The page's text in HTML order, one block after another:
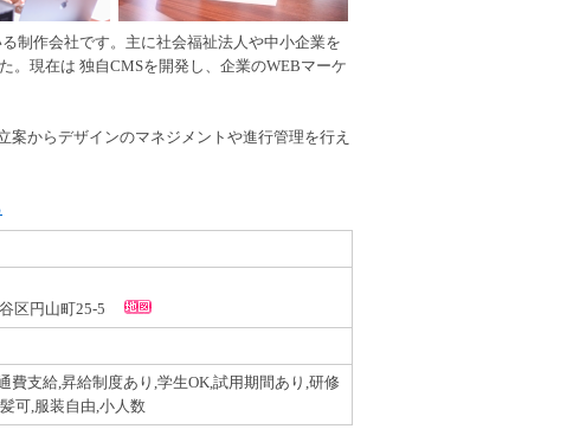
制作会社です。主に社会福祉法人や中小企業を
。現在は 独自CMSを開発し、企業のWEBマーケ
からデザインのマネジメントや進行管理を行え
谷区円山町25-5
費支給,昇給制度あり,学生OK,試用期間あり,研修
可,服装自由,小人数